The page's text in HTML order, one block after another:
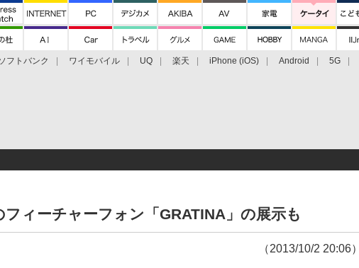
フトバンク ワイモバイル UQ 楽天 iPhone (iOS) Android 5G
フィーチャーフォン「GRATINA」の展示も
（2013/10/2 20:06）